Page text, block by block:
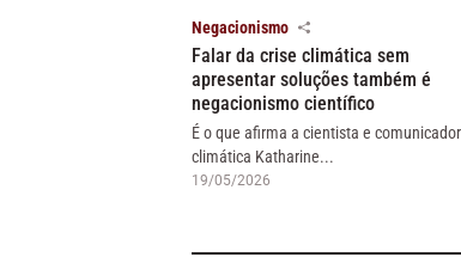
Negacionismo
Falar da crise climática sem
apresentar soluções também é
negacionismo científico
É o que afirma a cientista e
climática Katharine...
19/05/2026